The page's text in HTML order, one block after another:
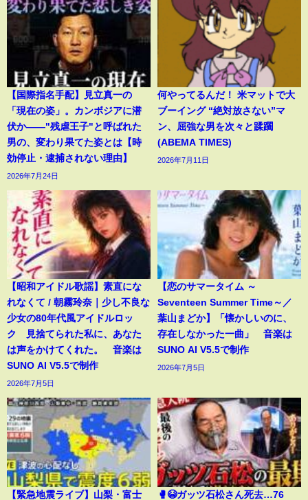
【国際指名手配】見立真一の
「現在の姿」。カンボジアに潜
伏か――"残虐王子"と呼ばれた
男の、変わり果てた姿とは【時
効停止・逮捕されない理由】
2026年7月24日
何やってるんだ！ 米マットで大
ブーイング “絶対放さない”マ
ン、屈強な男を次々と蹂躙
(ABEMA TIMES)
2026年7月11日
【昭和アイドル歌謡】素直にな
れなくて / 朝霧玲奈｜少し不良な
少女の80年代風アイドルロッ
ク 見捨てられた私に、あなた
は声をかけてくれた。 音楽は
SUNO AI V5.5で制作
2026年7月5日
【恋のサマータイム ～
Seventeen Summer Time～／
葉山まどか】「懐かしいのに、
存在しなかった一曲」 音楽は
SUNO AI V5.5で制作
2026年7月5日
【緊急地震ライブ】山梨・富士
🥊😭ガッツ石松さん死去…76